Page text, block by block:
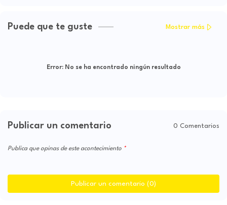
Puede que te guste Mostrar más
Error:No se ha encontrado ningún resultado
Publicar un comentario 0 Comentarios
Publica que opinas de este acontecimiento
Publicar un comentario (0)